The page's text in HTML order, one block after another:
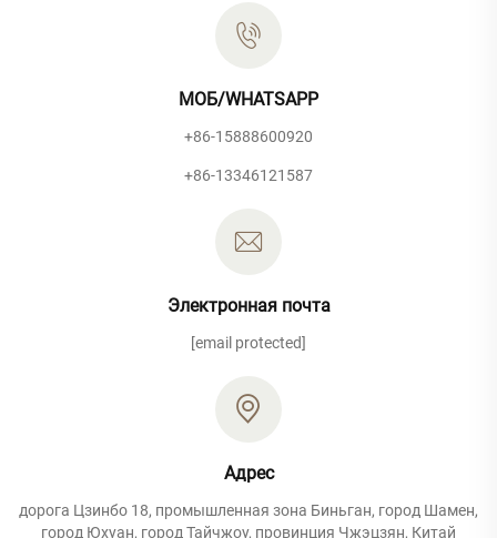
МОБ/WHATSAPP
+86-15888600920
+86-13346121587
Электронная почта
[email protected]
Адрес
дорога Цзинбо 18, промышленная зона Биньган, город Шамен,
город Юхуан, город Тайчжоу, провинция Чжэцзян, Китай